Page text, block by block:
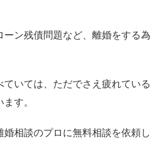
ン残債問題など、離婚をする為
いては、ただでさえ疲れている
す。
相談のプロに無料相談を依頼し